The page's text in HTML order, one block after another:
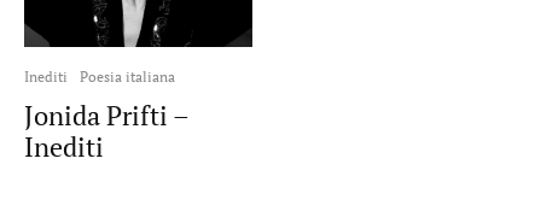
Inediti Poesia italiana
Jonida Prifti –
Inediti